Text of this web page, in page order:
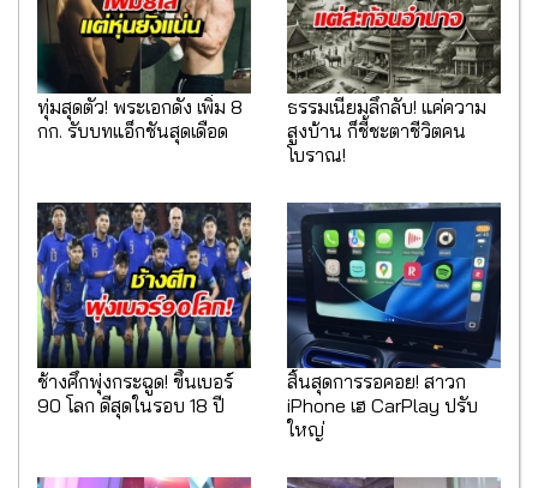
ทุ่มสุดตัว! พระเอกดัง เพิ่ม 8
กก. รับบทแอ็กชันสุดเดือด
ธรรมเนียมลึกลับ! แค่ความ
สูงบ้าน ก็ชี้ชะตาชีวิตคน
โบราณ!
ช้างศึกพุ่งกระฉูด! ขึ้นเบอร์
90 โลก ดีสุดในรอบ 18 ปี
สิ้นสุดการรอคอย! สาวก
iPhone เฮ CarPlay ปรับ
ใหญ่